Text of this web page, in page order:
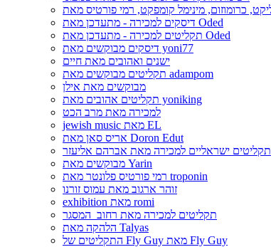
דיסקים למכירה - מתעדכן מאת Oded
תקליטים למכירה - מתעדכן מאת Oded
דיסקים מבוקשים מאת yoni77
ישנים ואהובים מאת חיים
תקליטים מבוקשים מאת adampom
מבוקשים מאת אילן
תקליטים אהובים מאת yoniking
למכירה מאת מרב הכט
jewish music מאת EL
אריס סאן מאת Doron Edut
תקליטים ישראליים למכירה מאת אברהם אליעזר
מבוקשים מאת Yarin
רמי פורטיס פלונטר מאת troponin
זוהר ארגוב מאת עמוס זורנו
exhibition מאת romi
תקליטים למכירה מאת רחוב_המסגר
הלהקה מאת Talyas
התקליטים של Fly Guy מאת Fly Guy